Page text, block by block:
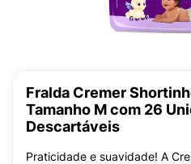
Fralda Cremer
Tamanho M com 26
Descartáveis
Praticidade e suavidade! A